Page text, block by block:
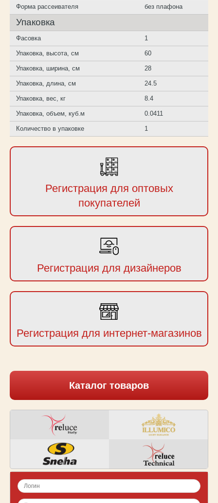
Форма рассеивателя без плафона
Упаковка
Фасовка 1
Упаковка, высота, см 60
Упаковка, ширина, см 28
Упаковка, длина, см 24.5
Упаковка, вес, кг 8.4
Упаковка, объем, куб.м 0.0411
Количество в упаковке 1
Регистрация для оптовых
покупателей
Регистрация для дизайнеров
Регистрация для интернет-магазинов
Каталог товаров